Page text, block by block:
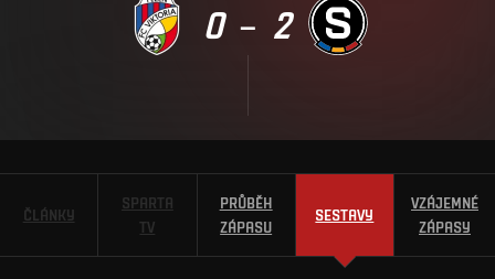
0 – 2
ČLÁNKY
SPARTA
TV
PRŮBĚH
ZÁPASU
SESTAVY
VZÁJEMNÉ
ZÁPASY